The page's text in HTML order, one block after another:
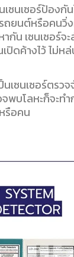
เซนเซอร์ป้องกั
ถยนต์หรือคนวิ่
กัน เซนเซอร์จ
ปิดค้างไว้ ไม่ห
เซนเซอร์ตรว
จพบโลหะก็จะท
รือคน